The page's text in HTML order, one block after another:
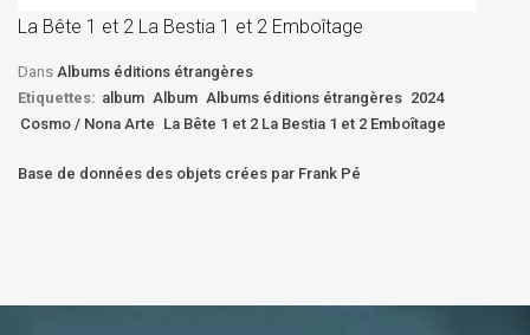
La Bête 1 et 2 La Bestia 1 et 2 Emboîtage
Dans Albums éditions étrangères
Etiquettes: album Album Albums éditions étrangères 2024
Cosmo / Nona Arte La Bête 1 et 2 La Bestia 1 et 2 Emboîtage
Base de données des objets crées par Frank Pé